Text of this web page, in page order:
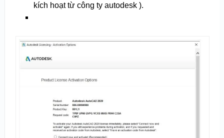
kích hoạt từ công ty autodesk ).